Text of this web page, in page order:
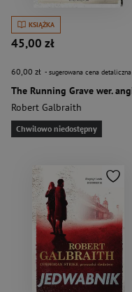
KSIĄŻKA
45,00 zł
60,00 zł - sugerowana cena detaliczna
Robert Galbraith
Chwilowo niedostępny